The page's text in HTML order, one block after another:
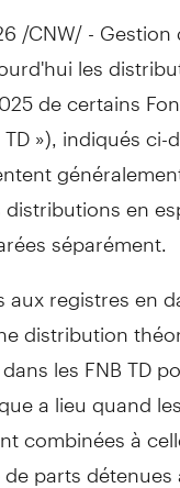
/CNW/ -
les
de certains
»), indiqués
distributions en
séparément.
registres en
distribution
les FNB TD
a lieu quand
combinées à
parts